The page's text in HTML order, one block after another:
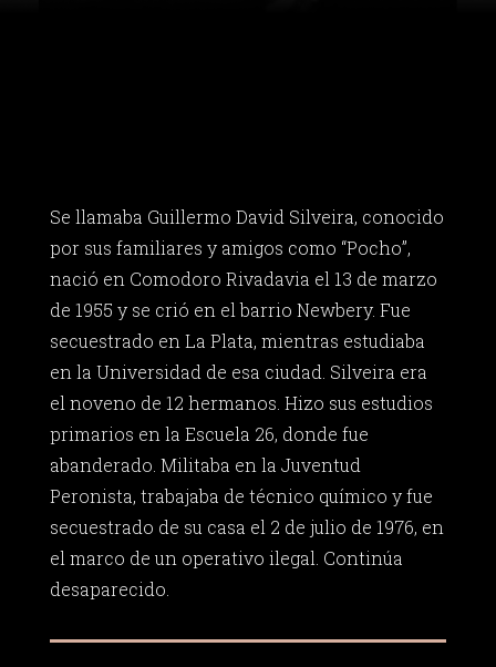
Se llamaba Guillermo David Silveira, conocido
por sus familiares y amigos como “Pocho”,
nació en Comodoro Rivadavia el 13 de marzo
de 1955 y se crió en el barrio Newbery. Fue
secuestrado en La Plata, mientras estudiaba
en la Universidad de esa ciudad. Silveira era
el noveno de 12 hermanos. Hizo sus estudios
primarios en la Escuela 26, donde fue
abanderado. Militaba en la Juventud
Peronista, trabajaba de técnico químico y fue
secuestrado de su casa el 2 de julio de 1976, en
el marco de un operativo ilegal. Continúa
desaparecido.